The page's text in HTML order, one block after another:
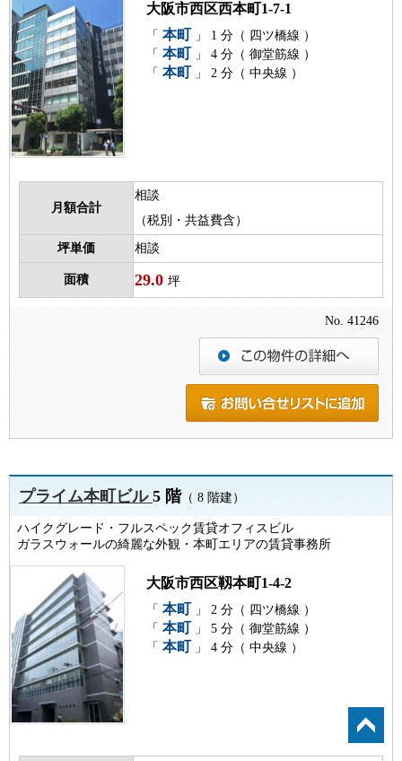
大阪市西区西本町1-7-1
「 本町
」 1 分（ 四ツ橋線 ）
「 本町
」 4 分（ 御堂筋線 ）
「 本町 」 2 分（ 中央線 ）
月額合計
相談
（税別・共益費含）
坪単価 相談
面積 29.0 坪
No. 41246
プライム本町ビル5 階（ 8 階建）
ハイクグレード・フルスペック賃貸オフィスビル
ガラスウォールの綺麗な外観・本町エリアの賃貸事務所
大阪市西区靱本町1-4-2
「 本町 」 2 分（ 四ツ橋線 ）
「 本町 」 5 分（ 御堂筋線 ）
「 本町 」 4 分（ 中央線 ）